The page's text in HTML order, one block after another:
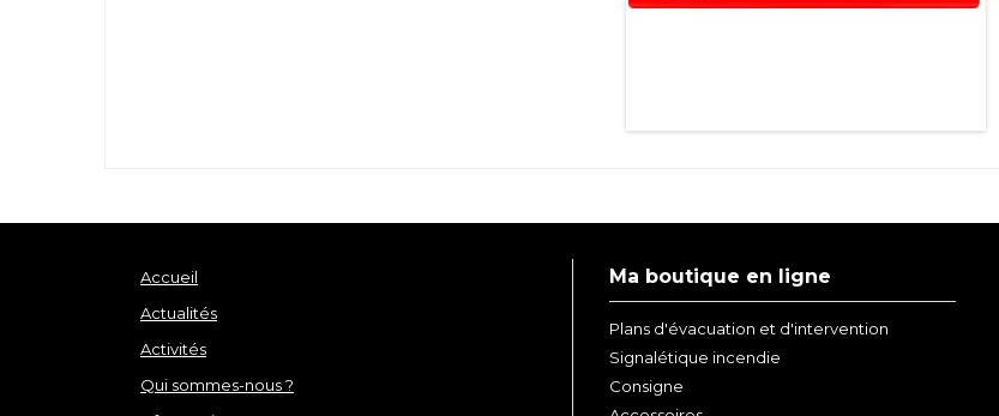
Accueil
Actualités
Activités
Qui sommes-nous ?
Ma boutique en ligne
Plans d'évacuation et d'intervention
Signalétique incendie
Consigne